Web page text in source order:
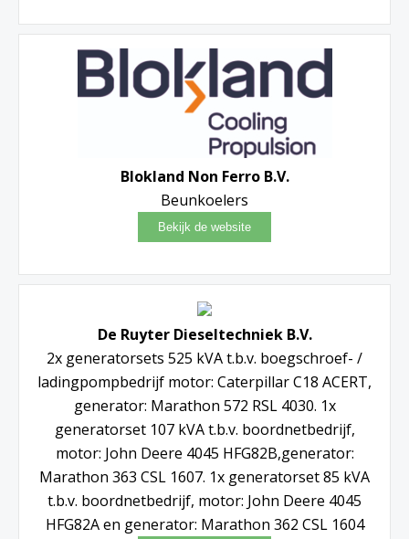
Blokland Non Ferro B.V.
Beunkoelers
De Ruyter Dieseltechniek B.V.
2x generatorsets 525 kVA t.b.v. boegschroef- /
ladingpompbedrijf motor: Caterpillar C18 ACERT,
generator: Marathon 572 RSL 4030. 1x
generatorset 107 kVA t.b.v. boordnetbedrijf,
motor: John Deere 4045 HFG82B,generator:
Marathon 363 CSL 1607. 1x generatorset 85 kVA
t.b.v. boordnetbedrijf, motor: John Deere 4045
HFG82A en generator: Marathon 362 CSL 1604